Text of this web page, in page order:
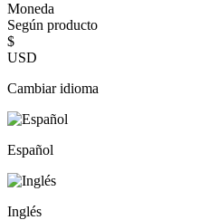
Moneda
Según producto
$
USD
Cambiar idioma
Español
Inglés